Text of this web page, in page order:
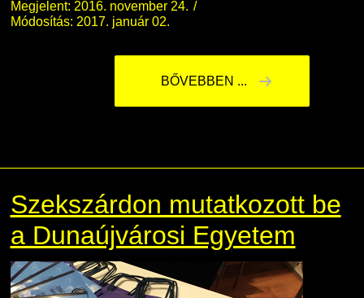
Megjelent: 2016. november 24.
Módosítás: 2017. január 02.
BŐVEBBEN ...
Szekszárdon mutatkozott be
a Dunaújvárosi Egyetem